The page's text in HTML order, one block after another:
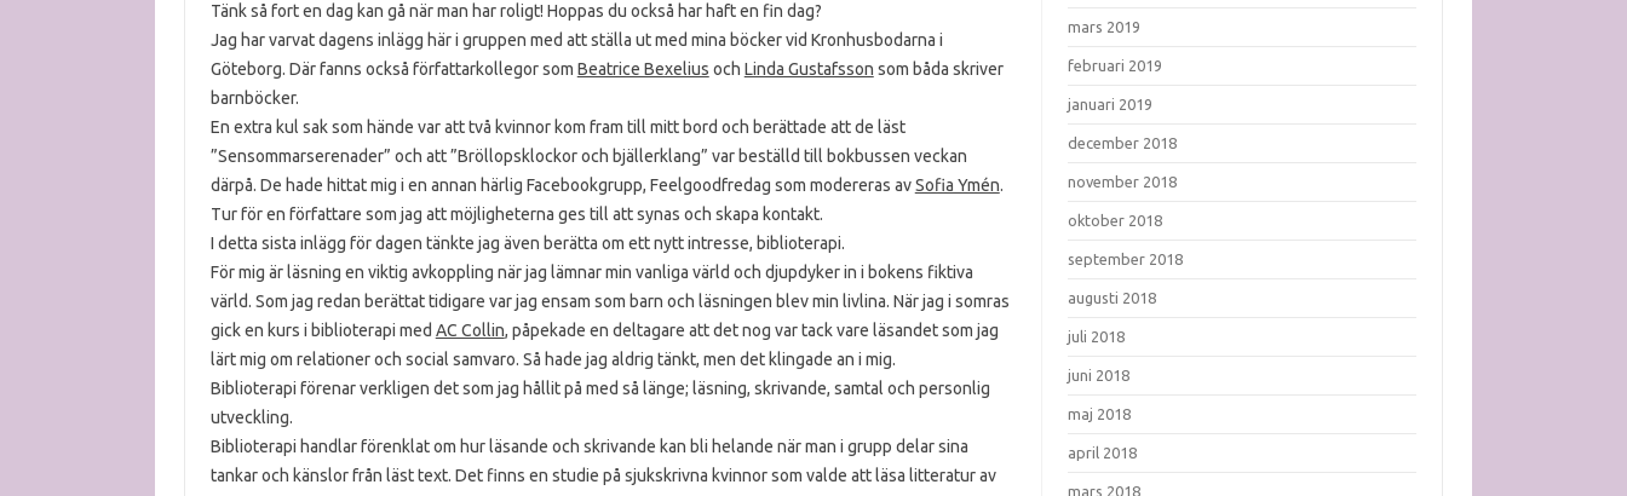
Tänk så fort en dag kan gå när man har roligt! Hoppas du också har haft en fin dag?
Jag har varvat dagens inlägg här i gruppen med att ställa ut med mina böcker vid Kronhusbodarna i
Göteborg. Där fanns också författarkollegor som Beatrice Bexelius och Linda Gustafsson som båda skriver
barnböcker.
En extra kul sak som hände var att två kvinnor kom fram till mitt bord och berättade att de läst
”Sensommarserenader” och att ”Bröllopsklockor och bjällerklang” var beställd till bokbussen veckan
därpå. De hade hittat mig i en annan härlig Facebookgrupp, Feelgoodfredag som modereras avSofia Ymén.
Tur för en författare som jag att möjligheterna ges till att synas och skapa kontakt.
I detta sista inlägg för dagen tänkte jag även berätta om ett nytt intresse, biblioterapi.
För mig är läsning en viktig avkoppling när jag lämnar min vanliga värld och djupdyker in i bokens fiktiva
värld. Som jag redan berättat tidigare var jag ensam som barn och läsningen blev min livlina. När jag i somras
gick en kurs i biblioterapi med AC Collin, påpekade en deltagare att det nog var tack vare läsandet som jag
lärt mig om relationer och social samvaro. Så hade jag aldrig tänkt, men det klingade an i mig.
Biblioterapi förenar verkligen det som jag hållit på med så länge; läsning, skrivande, samtal och personlig
utveckling.
Biblioterapi handlar förenklat om hur läsande och skrivande kan bli helande när man i grupp delar sina
tankar och känslor från läst text. Det finns en studie på sjukskrivna kvinnor som valde att läsa litteratur av
mars 2019
februari 2019
januari 2019
december 2018
november 2018
oktober 2018
september 2018
augusti 2018
juli 2018
juni 2018
maj 2018
april 2018
mars 2018